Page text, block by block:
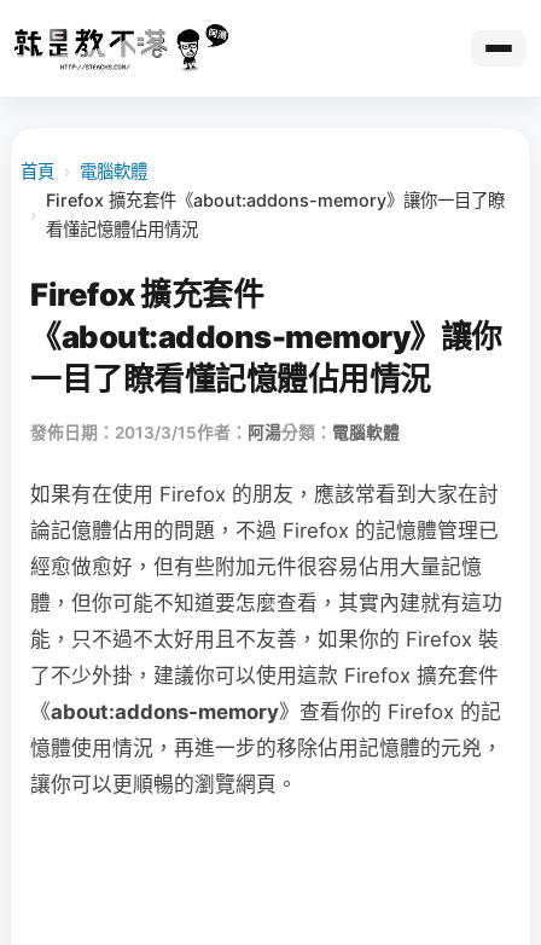
首頁 › 電腦軟體
›
Firefox 擴充套件《about:addons-memory》讓你一目了瞭
看懂記憶體佔用情況
Firefox 擴充套件
《about:addons-memory》讓你
一目了瞭看懂記憶體佔用情況
發佈日期：2013/3/15作者： 阿湯分類： 電腦軟體
如果有在使用 Firefox 的朋友，應該常看到大家在討
論記億體佔用的問題，不過 Firefox 的記憶體管理已
經愈做愈好，但有些附加元件很容易佔用大量記憶
體，但你可能不知道要怎麼查看，其實內建就有這功
能，只不過不太好用且不友善，如果你的 Firefox 裝
了不少外掛，建議你可以使用這款 Firefox 擴充套件
《about:addons-memory》查看你的 Firefox 的記
憶體使用情況，再進一步的移除佔用記憶體的元兇，
讓你可以更順暢的瀏覽網頁。